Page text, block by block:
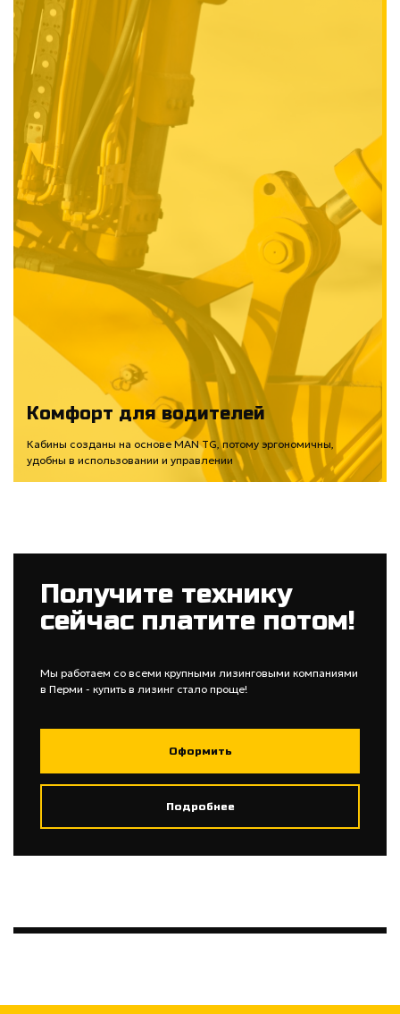
Комфорт для водителей
Кабины созданы на основе MAN TG, потому эргономичны,
удобны в использовании и управлении
Получите технику
сейчас платите потом!
Мы работаем со всеми крупными лизинговыми компаниями
в Перми - купить в лизинг стало проще!
Оформить
Подробнее